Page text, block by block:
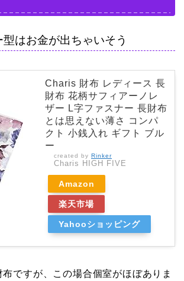
型はお金が出ちゃいそう
Charis 財布 レディース 長
財布 花柄サフィアーノレ
ザー L字ファスナー 長財布
とは思えない薄さ コンパ
クト 小銭入れ ギフト ブル
ー
created by Rinker
Charis HIGH FIVE
Amazon
楽天市場
Yahooショッピング
ですが、この場合個室がほぼありま